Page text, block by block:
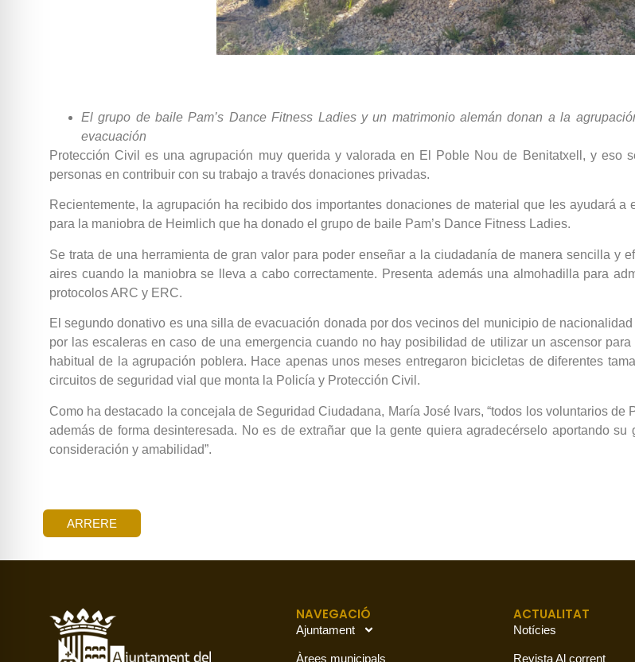
El grupo de baile Pam’s Dance Fitness Ladies y un matrimonio alemán donan a la
evacuación
Protección Civil es una agrupación muy querida y valorada en El Poble Nou de Benitatxell, y eso
personas en contribuir con su trabajo a través donaciones privadas.
Recientemente, la agrupación ha recibido dos importantes donaciones de material que les ayudará
para la maniobra de Heimlich que ha donado el grupo de baile Pam’s Dance Fitness Ladies.
Se trata de una herramienta de gran valor para poder enseñar a la ciudadanía de manera sencilla y
aires cuando la maniobra se lleva a cabo correctamente. Presenta además una almohadilla para
protocolos ARC y ERC.
El segundo donativo es una silla de evacuación donada por dos vecinos del municipio de
por las escaleras en caso de una emergencia cuando no hay posibilidad de utilizar un ascensor
habitual de la agrupación poblera. Hace apenas unos meses entregaron bicicletas de diferentes
circuitos de seguridad vial que monta la Policía y Protección Civil.
Como ha destacado la concejala de Seguridad Ciudadana, María José Ivars, “todos los voluntarios
además de forma desinteresada. No es de extrañar que la gente quiera agradecérselo aportando
consideración y amabilidad”.
ARRERE
NAVEGACIÓ
Ajuntament
Àrees municipals
ACTUALITAT
Notícies
Revista Al corrent